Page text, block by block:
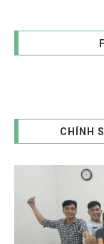
CHÍNH